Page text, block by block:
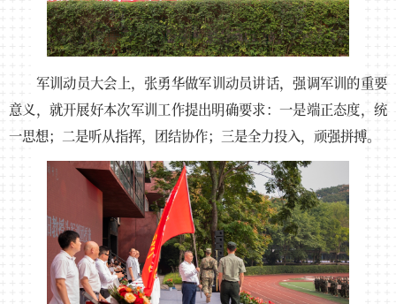
军训动员大会上，张勇华做军训动员讲话，强调军训的重要
意义，就开展好本次军训工作提出明确要求：一是端正态度，统
一思想；二是听从指挥，团结协作；三是全力投入，顽强拼搏。